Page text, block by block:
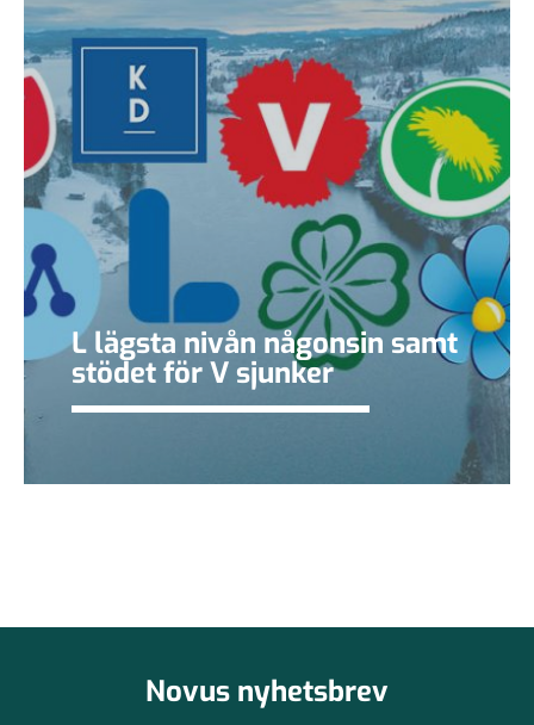
L lägsta nivån någonsin samt
stödet för V sjunker
Novus nyhetsbrev